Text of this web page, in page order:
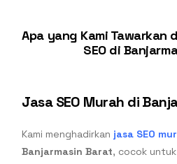
Apa yang Kami Tawarkan
SEO di
Jasa SEO Murah di
Kami menghadirkan jasa SEO
Banjarmasin Barat, cocok